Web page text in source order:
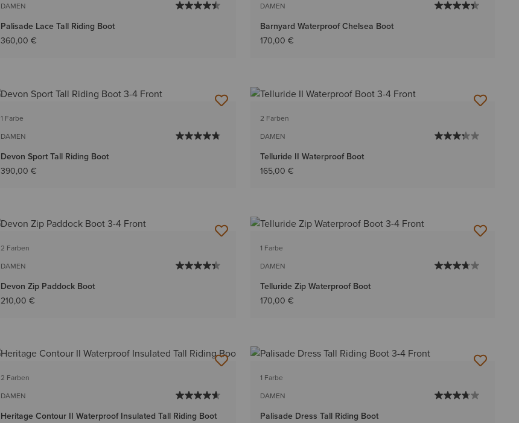
DAMEN
Palisade Lace Tall Riding Boot
360,00 €
DAMEN
Barnyard Waterproof Chelsea Boot
170,00 €
1 Farbe
DAMEN
Devon Sport Tall Riding Boot
390,00 €
2 Farben
DAMEN
Telluride II Waterproof Boot
165,00 €
2 Farben
DAMEN
Devon Zip Paddock Boot
210,00 €
1 Farbe
DAMEN
Telluride Zip Waterproof Boot
170,00 €
2 Farben
DAMEN
Heritage Contour II Waterproof Insulated Tall Riding Boot
1 Farbe
DAMEN
Palisade Dress Tall Riding Boot